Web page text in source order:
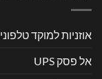
אוזניות למוקד טלפוני
אל פסק UPS